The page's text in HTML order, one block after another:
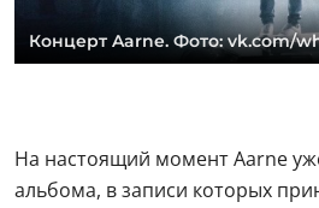
Концерт Aarne. Фото: vk.com/
На настоящий момент Aarne
альбома, в записи которых